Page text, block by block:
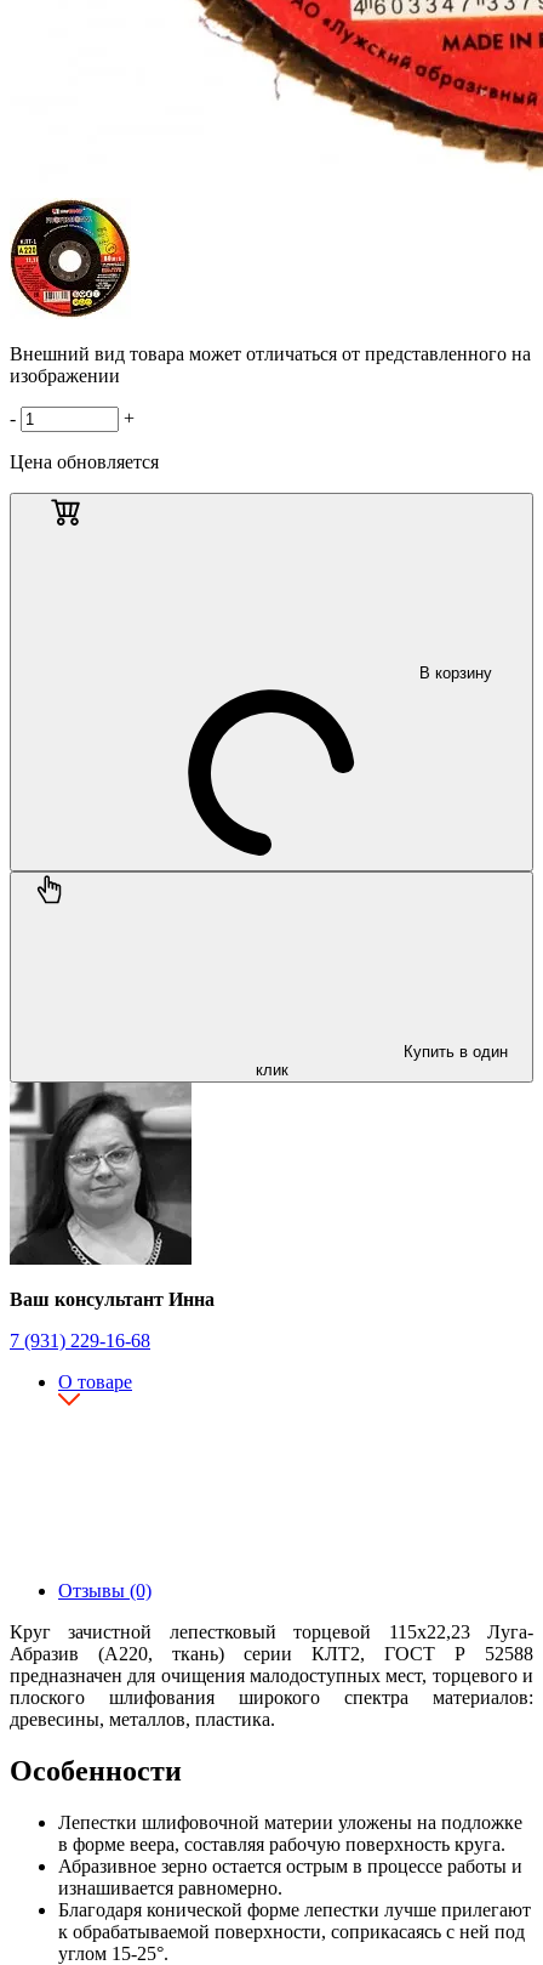
Внешний вид товара может отличаться от представленного на
изображении
- +
Цена обновляется
В корзину
Купить в один
клик
Ваш консультант Инна
7 (931) 229-16-68
О товаре
Отзывы (0)
Круг зачистной лепестковый торцевой 115х22,23 Луга-
Абразив (А220, ткань) серии КЛТ2, ГОСТ Р 52588
предназначен для очищения малодоступных мест, торцевого и
плоского шлифования широкого спектра материалов:
древесины, металлов, пластика.
Особенности
Лепестки шлифовочной материи уложены на подложке
в форме веера, составляя рабочую поверхность круга.
Абразивное зерно остается острым в процессе работы и
изнашивается равномерно.
Благодаря конической форме лепестки лучше прилегают
к обрабатываемой поверхности, соприкасаясь с ней под
углом 15-25°.